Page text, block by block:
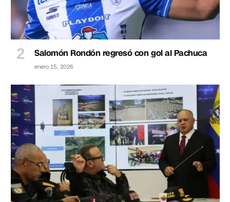
Salomón Rondón regresó con gol al Pachuca
enero 15, 2026